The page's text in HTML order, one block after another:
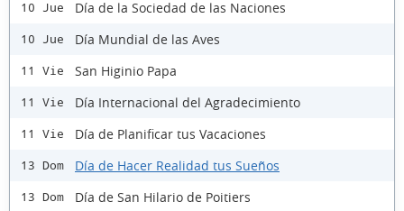
10 Jue Día de la Sociedad de las Naciones
10 Jue Día Mundial de las Aves
11 Vie San Higinio Papa
11 Vie Día Internacional del Agradecimiento
11 Vie Día de Planificar tus Vacaciones
13 Dom Día de Hacer Realidad tus Sueños
13 Dom Día de San Hilario de Poitiers